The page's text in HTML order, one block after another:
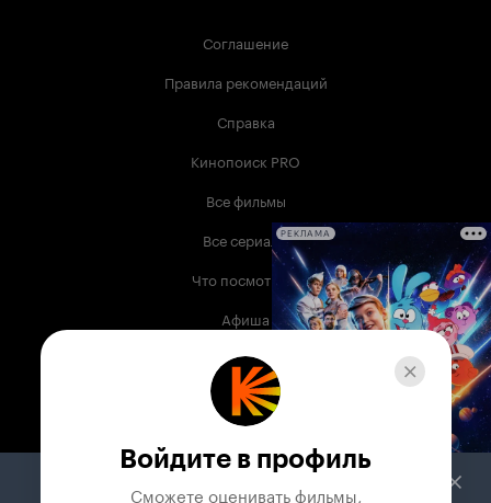
Соглашение
Правила рекомендаций
Справка
Кинопоиск PRO
Все фильмы
Все сериалы
Что посмотреть
Афиша
Музыка
Телепрограмма
Служба поддержки
РЕКЛАМА
Войдите в профиль
Сможете оценивать фильмы,